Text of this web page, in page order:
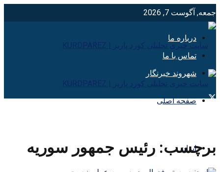
جمعه, آگوست 7, 2026
درباره ما
تماس با ما
شهروند خبرنگار
صفحه اصلی
ایران
برچسب: رئيس جمهور سوريه